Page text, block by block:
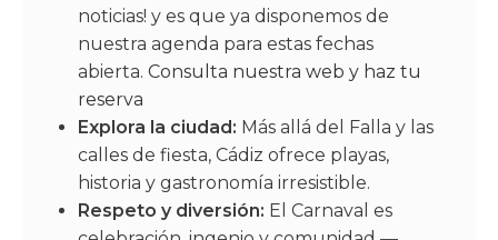
noticias! y es que ya disponemos de
nuestra agenda para estas fechas
abierta. Consulta nuestra web y haz tu
reserva
Explora la ciudad: Más allá del Falla y las
calles de fiesta, Cádiz ofrece playas,
historia y gastronomía irresistible.
Respeto y diversión: El Carnaval es